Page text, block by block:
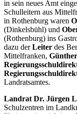
in sein neues Amt
Schulleitern aus
in Rothenburg waren
(Dinkelsbühl) und
(Rothenburg) ins
dazu derLeiter des
Mittelfranken,
Landratsamtes.
Landrat Dr. Jürgen
Schulzentren im